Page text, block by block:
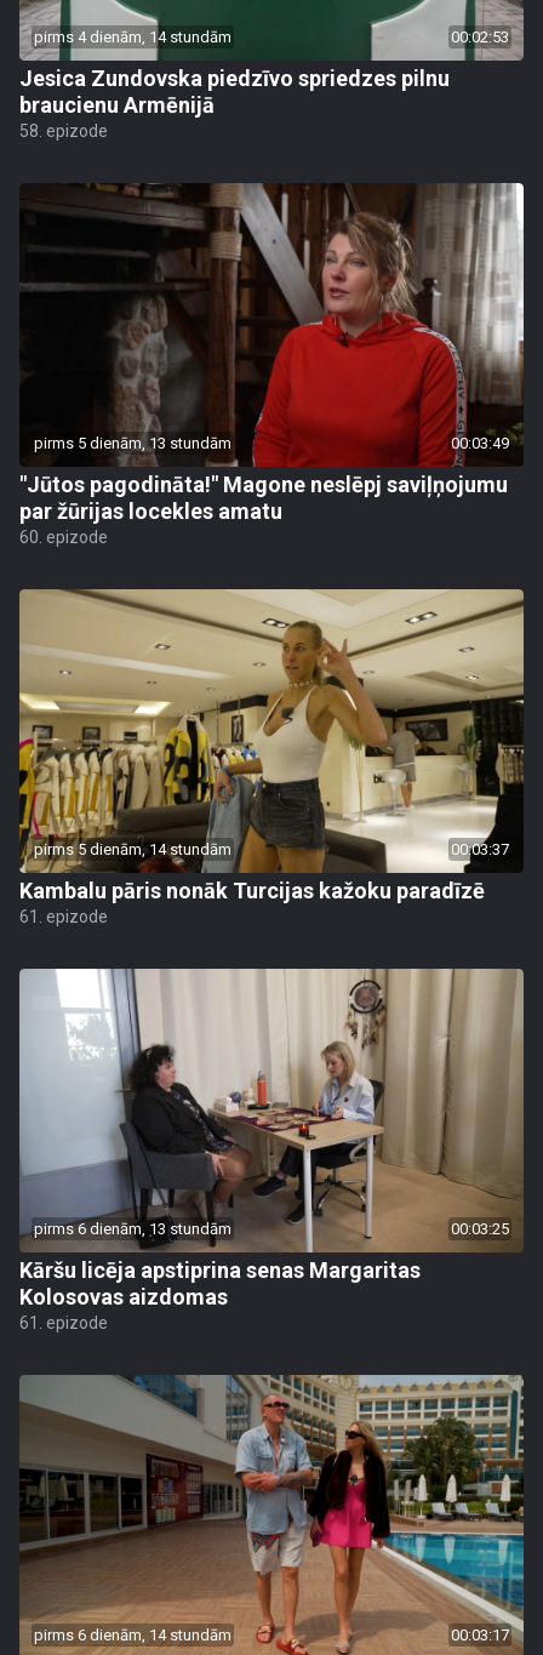
pirms 4 dienām, 14 stundām 00:02:53
Jesica Zundovska piedzīvo spriedzes pilnu
braucienu Armēnijā
58. epizode
pirms 5 dienām, 13 stundām 00:03:49
"Jūtos pagodināta!" Magone neslēpj saviļņojumu
par žūrijas locekles amatu
60. epizode
pirms 5 dienām, 14 stundām 00:03:37
Kambalu pāris nonāk Turcijas kažoku paradīzē
61. epizode
pirms 6 dienām, 13 stundām 00:03:25
Kāršu licēja apstiprina senas Margaritas
Kolosovas aizdomas
61. epizode
pirms 6 dienām, 14 stundām 00:03:17